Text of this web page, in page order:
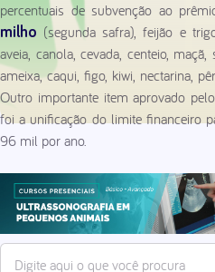
percentuais de subvenção ao
milho (segunda safra), feijão e
aveia, canola, cevada, centeio,
ameixa, caqui, figo, kiwi, nectarina,
Outro importante item aprovado
foi a unificação do limite financeiro
96 mil por ano.